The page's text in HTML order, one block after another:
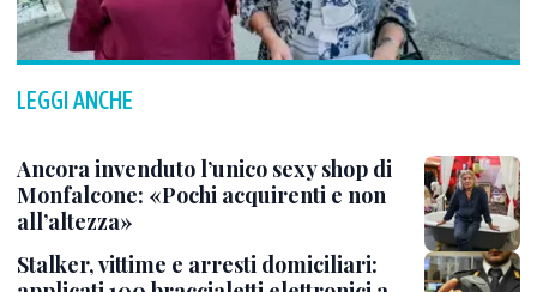
LEGGI ANCHE
Ancora invenduto l’unico sexy shop di
Monfalcone: «Pochi acquirenti e non
all’altezza»
Stalker, vittime e arresti domiciliari: